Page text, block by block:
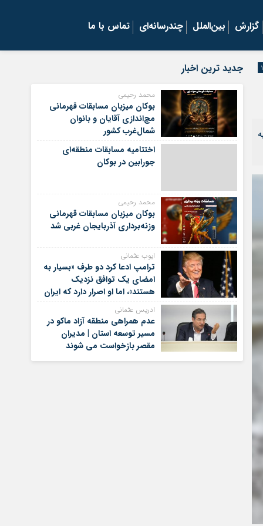
گزارش بین‌الملل چندرسانه‌ای تماس با ما
جدید ترین اخبار
محمد رحیمی
بوکان میزبان مسابقات قهرمانی
مچ‌اندازی آقایان و بانوان
شمال‌غرب کشور
اختتامیه مسابقات منطقه‌ای
جورابین در بوکان
محمد رحیمی
بوکان میزبان مسابقات قهرمانی
وزنه‌برداری آذربایجان غربی شد
ایوب عثمانی
ترامپ ادعا کرد دو طرف «بسیار به
امضای یک توافق نزدیک
هستند»، اما او اصرار دارد که ایران
برای کنار گذاشتن برنامه‌های
هسته‌ای خود گام‌های بیشتری
بردارد
ادریس عثمانی
عدم همراهی منطقه آزاد ماکو در
مسیر توسعه استان | مدیران
مقصر بازخواست می شوند